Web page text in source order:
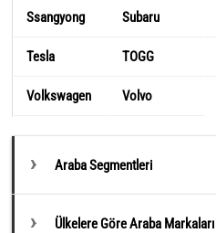
Ssangyong Subaru
Tesla TOGG
Volkswagen Volvo
Araba Segmentleri
Ülkelere Göre Araba Markaları